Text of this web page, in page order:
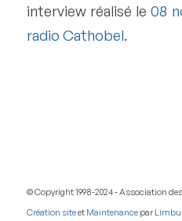
interview réalisé le08
radio Cathobel.
© Copyright 1998-2024 - Association
Création siteet Maintenancepar